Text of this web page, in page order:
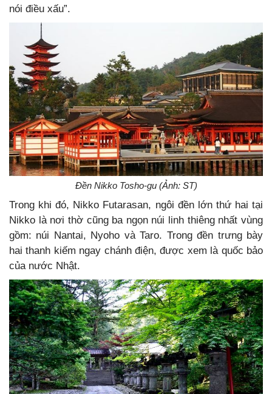
nói điều xấu”.
Đền Nikko Tosho-gu (Ảnh: ST)
Trong khi đó, Nikko Futarasan, ngôi đền lớn thứ hai tại
Nikko là nơi thờ cũng ba ngọn núi linh thiêng nhất vùng
gồm: núi Nantai, Nyoho và Taro. Trong đền trưng bày
hai thanh kiếm ngay chánh điện, được xem là quốc bảo
của nước Nhật.